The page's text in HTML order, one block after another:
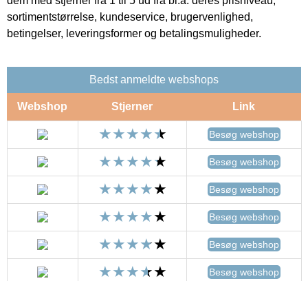
sortimentstørrelse, kundeservice, brugervenlighed,
betingelser, leveringsformer og betalingsmuligheder.
Bedst anmeldte webshops
Webshop Stjerner Link
Besøg webshop
Besøg webshop
Besøg webshop
Besøg webshop
Besøg webshop
Besøg webshop